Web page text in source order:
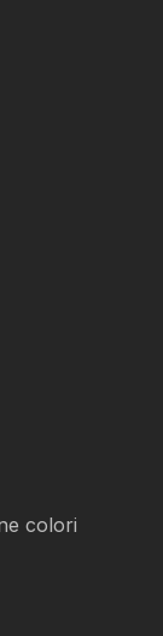
colori